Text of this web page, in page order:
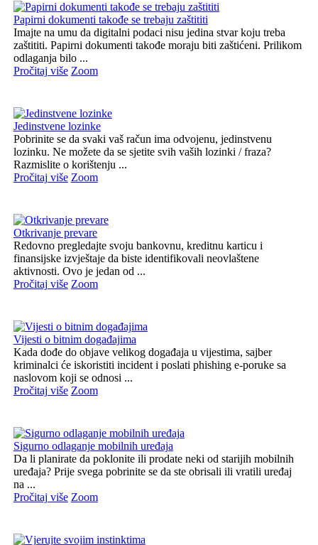
Papirni dokumenti takođe se trebaju zaštititi
Imajte na umu da digitalni podaci nisu jedina stvar koju treba
zaštititi. Papirni dokumenti takođe moraju biti zaštićeni. Prilikom
odlaganja bilo ...
Pročitaj više Zoom
Jedinstvene lozinke
Pobrinite se da svaki vaš račun ima odvojenu, jedinstvenu
lozinku. Ne možete da se sjetite svih vaših lozinki / fraza?
Razmislite o korištenju ...
Pročitaj više Zoom
Otkrivanje prevare
Redovno pregledajte svoju bankovnu, kreditnu karticu i
finansijske izvještaje da biste identifikovali neovlaštene
aktivnosti. Ovo je jedan od ...
Pročitaj više Zoom
Vijesti o bitnim događajima
Kada dođe do objave velikog događaja u vijestima, sajber
kriminalci će iskoristiti incident i poslati phishing e-poruke sa
naslovom koji se odnosi ...
Pročitaj više Zoom
Sigurno odlaganje mobilnih uređaja
Da li planirate da poklonite ili prodate neki od starijih mobilnih
uređaja? Prije svega pobrinite se da ste obrisali ili vratili uređaj
na ...
Pročitaj više Zoom